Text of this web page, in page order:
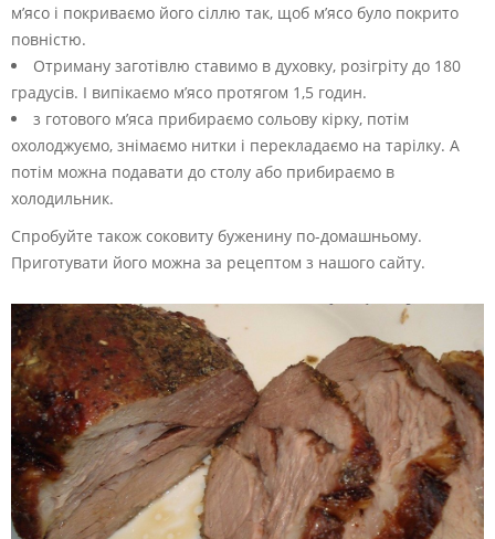
м’ясо і покриваємо його сіллю так, щоб м’ясо було покрито
повністю.
Отриману заготівлю ставимо в духовку, розігріту до 180
градусів. І випікаємо м’ясо протягом 1,5 годин.
з готового м’яса прибираємо сольову кірку, потім
охолоджуємо, знімаємо нитки і перекладаємо на тарілку. А
потім можна подавати до столу або прибираємо в
холодильник.
Спробуйте також соковиту буженину по-домашньому.
Приготувати його можна за рецептом з нашого сайту.